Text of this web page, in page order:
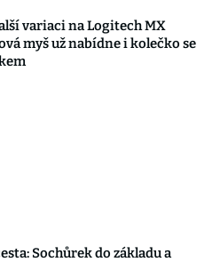
variaci na Logitech MX
myš už nabídne i kolečko se
Sochůrek do základu a